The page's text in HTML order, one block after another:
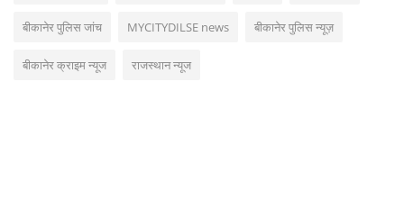
बीकानेर पुलिस जांच MYCITYDILSE news बीकानेर पुलिस न्यूज़
बीकानेर क्राइम न्यूज राजस्थान न्यूज